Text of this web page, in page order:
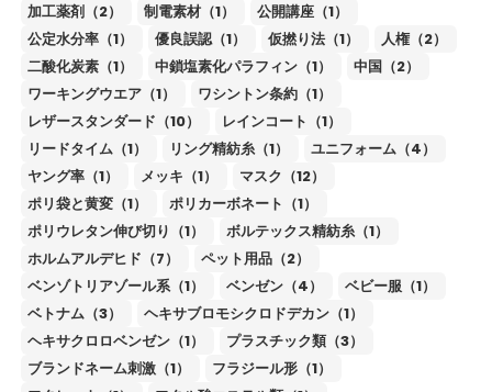
加工薬剤（2）
制電素材（1）
公開講座（1）
公定水分率（1）
優良誤認（1） 仮撚り法（1）
人権（2）
二酸化炭素（1）
中鎖塩素化パラフィン（1）
中国（2）
ワーキングウエア（1）
ワシントン条約（1）
レザースタンダード（10）
レインコート（1）
リードタイム（1）
リング精紡糸（1）
ユニフォーム（4）
ヤング率（1）
メッキ（1）
マスク（12）
ポリ袋と黄変（1）
ポリカーボネート（1）
ポリウレタン伸び切り（1）
ボルテックス精紡糸（1）
ホルムアルデヒド（7）
ペット用品（2）
ベンゾトリアゾール系（1）
ベンゼン（4）
ベビー服（1）
ベトナム（3）
ヘキサブロモシクロドデカン（1）
ヘキサクロロベンゼン（1）
プラスチック類（3）
ブランドネーム刺激（1）
フラジール形（1）